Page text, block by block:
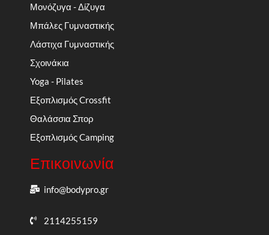
Μονόζυγα - Δίζυγα
Μπάλες Γυμναστικής
Λάστιχα Γυμναστικής
Σχοινάκια
Yoga - Pilates
Εξοπλισμός Crossfit
Θαλάσσια Σπορ
Εξοπλισμός Camping
Επικοινωνία
info@bodypro.gr
2114255159